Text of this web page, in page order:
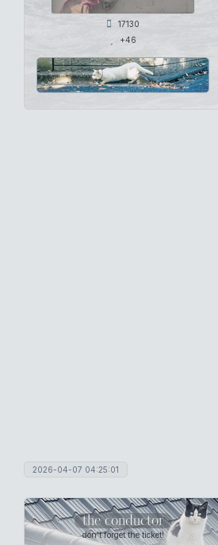
17130
+46
2026-04-07 04:25:01
the conductor
don't forget the ticket!